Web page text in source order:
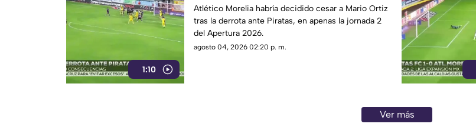
1:10
Atlético Morelia habría decidido cesar a Mario Ortiz
tras la derrota ante Piratas, en apenas la jornada 2
del Apertura 2026.
agosto 04, 2026 02:20 p. m.
Ver más